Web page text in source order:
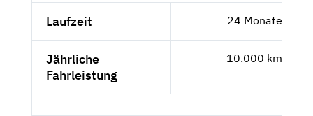
Laufzeit 24 Monate
Jährliche
Fahrleistung
10.000 km